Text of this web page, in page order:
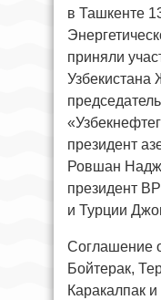
в Ташкенте
приняли
Узбекистана
президент
Ровшан
президент
и Турции
Соглашение
Бойтерак,
Каракалпак